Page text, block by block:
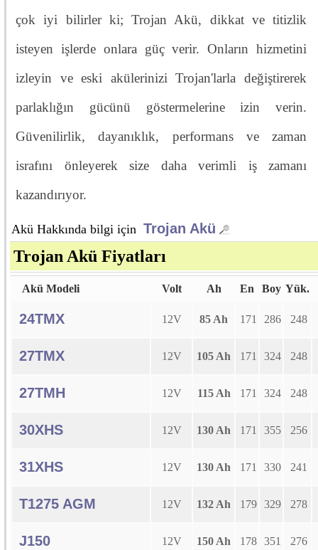
çok iyi bilirler ki; Trojan Akü, dikkat ve titizlik
isteyen işlerde onlara güç verir. Onların hizmetini
izleyin ve eski akülerinizi Trojan'larla değiştirerek
parlaklığın gücünü göstermelerine izin verin.
Güvenilirlik, dayanıklık, performans ve zaman
israfını önleyerek size daha verimli iş zamanı
kazandırıyor.
Akü Hakkında bilgi için Trojan Akü
Trojan Akü Fiyatları
Akü Modeli Volt Ah En Boy Yük.
24TMX 12V 85 Ah 171 286 248
27TMX 12V 105 Ah 171 324 248
27TMH 12V 115 Ah 171 324 248
30XHS 12V 130 Ah 171 355 256
31XHS 12V 130 Ah 171 330 241
T1275 AGM 12V 132 Ah 179 329 278
J150 12V 150 Ah 178 351 276